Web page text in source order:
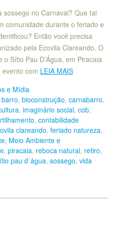
no Carnaval? Que tal
comunidade durante o feriado e
Então você precisa
pela Ecovila Clareando. O
Sítio Pau D’Água, em Piracaia
evento com LEIA MAIS
e Mídia
barro, bioconstrução, carnabarro,
imaginário social, cob,
, contabilidade
clareando, feriado natureza,
, Meio Ambiente e
, piracaia, reboca natural, retiro,
pau d´água, sossego, vida